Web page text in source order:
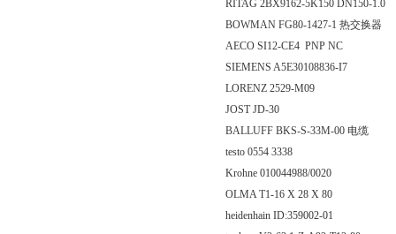
RITAG 2BX9162-5K150 DN150-1.0
BOWMAN FG80-1427-1 热交换器
AECO SI12-CE4 PNP NC
SIEMENS A5E30108836-I7
LORENZ 2529-M09
JOST JD-30
BALLUFF BKS-S-33M-00 电缆
testo 0554 3338
Krohne 010044988/0020
OLMA T1-16 X 28 X 80
heidenhain ID:359002-01